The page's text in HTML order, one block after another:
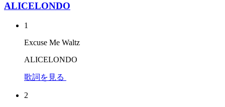
ALICELONDO
1
Excuse Me Waltz
ALICELONDO
歌詞を見る
2